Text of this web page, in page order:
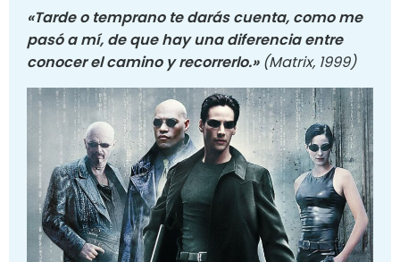
«Tarde o temprano te darás cuenta, como me
pasó a mí, de que hay una diferencia entre
conocer el camino y recorrerlo.» (Matrix, 1999)